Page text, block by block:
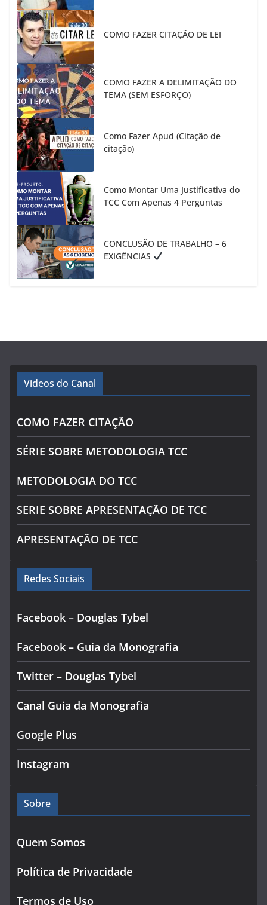
COMO FAZER CITAÇÃO DE LEI
COMO FAZER A DELIMITAÇÃO DO
TEMA (SEM ESFORÇO)
Como Fazer Apud (Citação de
citação)
Como Montar Uma Justificativa do
TCC Com Apenas 4 Perguntas
CONCLUSÃO DE TRABALHO – 6
EXIGÊNCIAS
Videos do Canal
COMO FAZER CITAÇÃO
SÉRIE SOBRE METODOLOGIA TCC
METODOLOGIA DO TCC
SERIE SOBRE APRESENTAÇÃO DE TCC
APRESENTAÇÃO DE TCC
Redes Sociais
Facebook – Douglas Tybel
Facebook – Guia da Monografia
Twitter – Douglas Tybel
Canal Guia da Monografia
Google Plus
Instagram
Sobre
Quem Somos
Política de Privacidade
Termos de Uso